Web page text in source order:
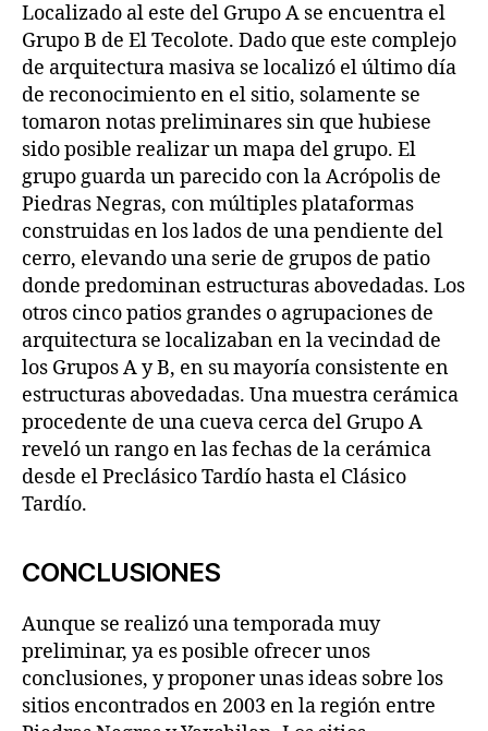
Localizado al este del Grupo A se encuentra el
Grupo B de El Tecolote. Dado que este complejo
de arquitectura masiva se localizó el último día
de reconocimiento en el sitio, solamente se
tomaron notas preliminares sin que hubiese
sido posible realizar un mapa del grupo. El
grupo guarda un parecido con la Acrópolis de
Piedras Negras, con múltiples plataformas
construidas en los lados de una pendiente del
cerro, elevando una serie de grupos de patio
donde predominan estructuras abovedadas. Los
otros cinco patios grandes o agrupaciones de
arquitectura se localizaban en la vecindad de
los Grupos A y B, en su mayoría consistente en
estructuras abovedadas. Una muestra cerámica
procedente de una cueva cerca del Grupo A
reveló un rango en las fechas de la cerámica
desde el Preclásico Tardío hasta el Clásico
Tardío.
CONCLUSIONES
Aunque se realizó una temporada muy
preliminar, ya es posible ofrecer unos
conclusiones, y proponer unas ideas sobre los
sitios encontrados en 2003 en la región entre